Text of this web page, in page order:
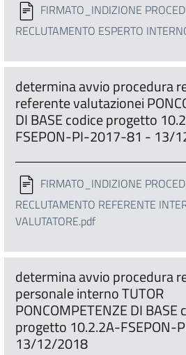
FIRMATO_INDIZIONE
RECLUTAMENTO ESPERTO
determina avvio procedura
referente valutazionei
DI BASE codice progetto
FSEPON-PI-2017-81 - 13/
FIRMATO_INDIZIONE
RECLUTAMENTO REFERENTE
VALUTATORE.pdf
determina avvio procedura
personale interno TUTOR
PONCOMPETENZE DI BASE
progetto 10.2.2A-
13/12/2018